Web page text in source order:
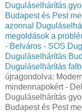
Duguláselhárítás
Budapest és Pest
azonnal
megoldások a
- Belváros - SOS
Duguláselhárítás
Duguláselhárítás
újragondolva:
mindennapokért -
Duguláselhárítás
Budapest és Pest